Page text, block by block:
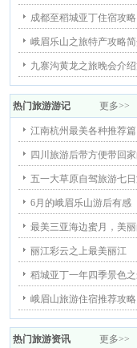
成都至稻城亚丁住宿攻略
峨眉乐山之旅特产攻略
九寨沟黄龙之旅晚会介
热门旅游游记 更多>>
江南杭州最美各种推荐篇
四川旅游后带方便带回
五一大草原自驾旅游七
6月的峨眉乐山游后有感
最美三亚海边蜜月，美
丽江彩云之上最美丽江
稻城亚丁一年四季景色
峨眉山旅游住宿推荐攻略
热门旅游资讯 更多>>